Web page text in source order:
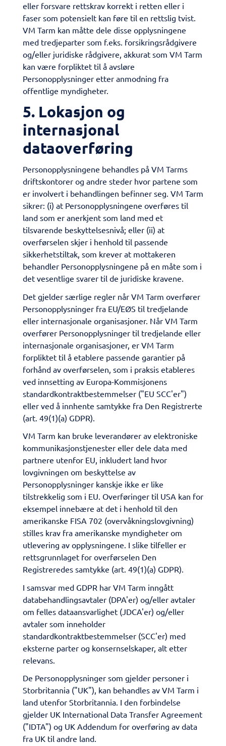
eller forsvare rettskrav korrekt i retten eller i
faser som potensielt kan føre til en rettslig tvist.
VM Tarm kan måtte dele disse opplysningene
med tredjeparter som f.eks. forsikringsrådgivere
og/eller juridiske rådgivere, akkurat som VM Tarm
kan være forpliktet til å avsløre
Personopplysninger etter anmodning fra
offentlige myndigheter.
5. Lokasjon og
internasjonal
dataoverføring
Personopplysningene behandles på VM Tarms
driftskontorer og andre steder hvor partene som
er involvert i behandlingen befinner seg. VM Tarm
sikrer: (i) at Personopplysningene overføres til
land som er anerkjent som land med et
tilsvarende beskyttelsesnivå; eller (ii) at
overførselen skjer i henhold til passende
sikkerhetstiltak, som krever at mottakeren
behandler Personopplysningene på en måte som i
det vesentlige svarer til de juridiske kravene.
​Det gjelder særlige regler når VM Tarm overfører
Personopplysninger fra EU/EØS til tredjelande
eller internasjonale organisasjoner. Når VM Tarm
overfører Personopplysninger til tredjelande eller
internasjonale organisasjoner, er VM Tarm
forpliktet til å etablere passende garantier på
forhånd av overførselen, som i praksis etableres
ved innsetting av Europa-Kommisjonens
standardkontraktbestemmelser ("EU SCC'er")
eller ved å innhente samtykke fra Den Registrerte
(art. 49(1)(a) GDPR).
​VM Tarm kan bruke leverandører av elektroniske
kommunikasjonstjenester eller dele data med
partnere utenfor EU, inkludert land hvor
lovgivningen om beskyttelse av
Personopplysninger kanskje ikke er like
tilstrekkelig som i EU. Overføringer til USA kan for
eksempel innebære at det i henhold til den
amerikanske FISA 702 (overvåkningslovgivning)
stilles krav fra amerikanske myndigheter om
utlevering av opplysningene. I slike tilfeller er
rettsgrunnlaget for overførselen Den
Registreredes samtykke (art. 49(1)(a) GDPR).
​I samsvar med GDPR har VM Tarm inngått
databehandlingsavtaler (DPA'er) og/eller avtaler
om felles dataansvarlighet (JDCA'er) og/eller
avtaler som inneholder
standardkontraktbestemmelser (SCC'er) med
eksterne parter og konsernselskaper, alt etter
relevans.
​De Personopplysninger som gjelder personer i
Storbritannia ("UK"), kan behandles av VM Tarm i
land utenfor Storbritannia. I den forbindelse
gjelder UK International Data Transfer Agreement
("IDTA") og UK Addendum for overføring av data
fra UK til andre land.